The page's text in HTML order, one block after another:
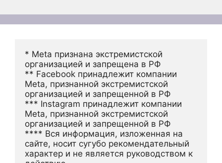
* Meta признана экстремистской
организацией и запрещена в РФ
** Facebook принадлежит компании
Meta, признанной экстремистской
организацией и запрещенной в РФ
*** Instagram принадлежит компании
Meta, признанной экстремистской
организацией и запрещенной в РФ
**** Вся информация, изложенная на
сайте, носит сугубо рекомендательный
характер и не является руководством к